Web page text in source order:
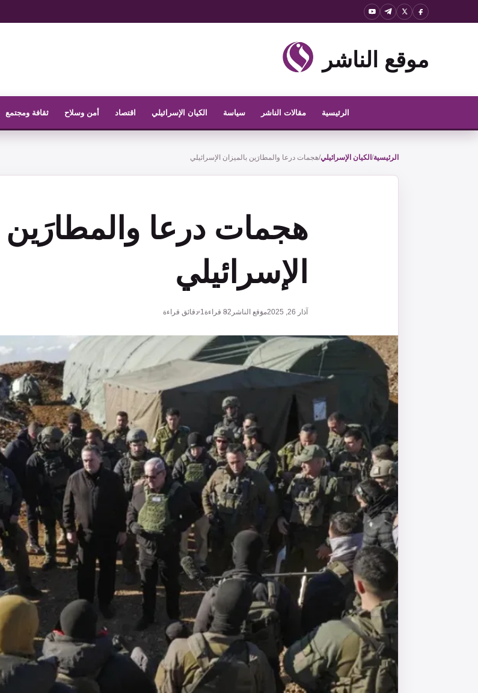
موقع الناشر
الرئيسية مقالات الناشر سياسة الكيان الإسرائيلي اقتصاد أمن وسلاح ثقافة ومجتمع
الرئيسية/ الكيان الإسرائيلي/هجمات درعا والمطارَين بالميزان الإسرائيلي
هجمات درعا والمطارَين
الإسرائيلي
آذار 26, 2025 موقع الناشر 82 قراءة1 دقائق قراءة